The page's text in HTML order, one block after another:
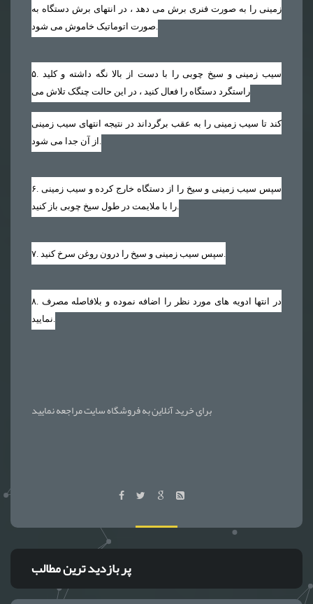
زمینی را به صورت فنری برش می دهد ، در انتهای برش دستگاه به
۵
راستگرد دستگاه را فعال کنید ، در این حالت چنگک تلاش می
کند تا سیب زمینی را به عقب برگرداند در نتیجه انتهای سیب زمینی
۶
۷
۸
برای خرید آنلاین به فروشگاه سایت مراجعه نمایید
پر بازدید ترین مطالب